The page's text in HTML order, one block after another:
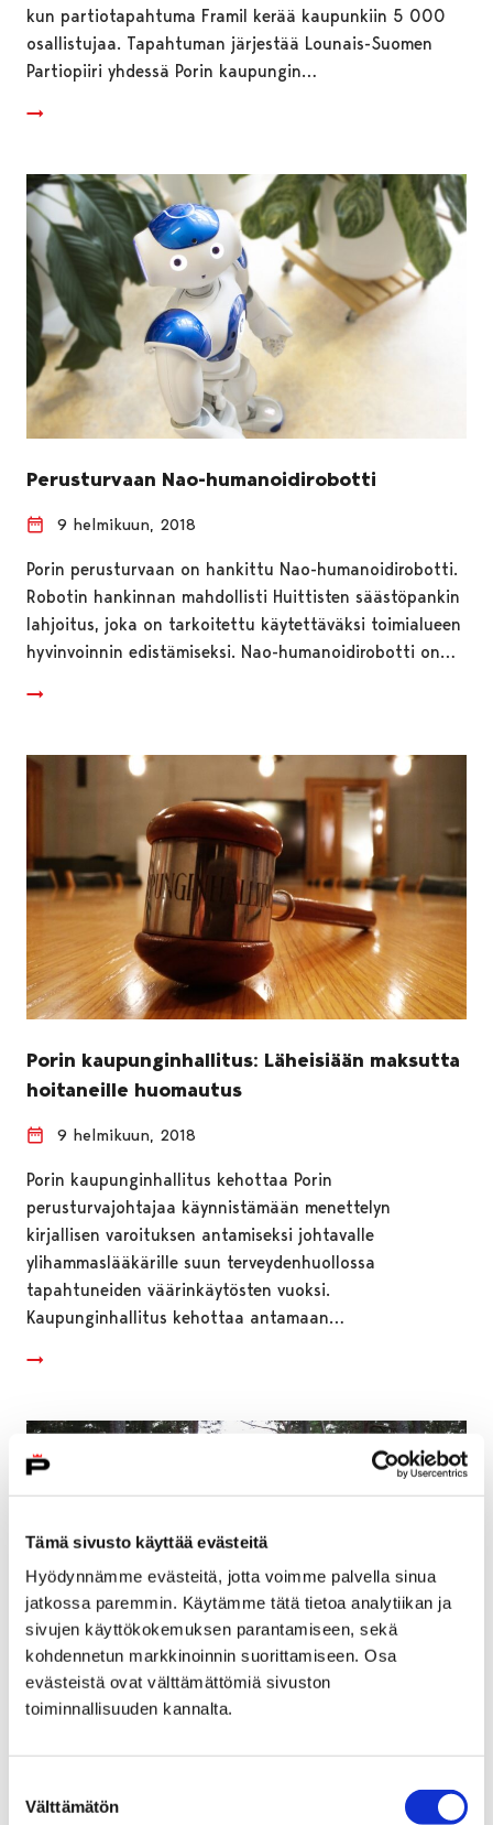
Tämä sivusto käyttää evästeitä
Hyödynnämme evästeitä, jotta voimme palvella sinua
jatkossa paremmin. Käytämme tätä tietoa analytiikan ja
sivujen käyttökokemuksen parantamiseen, sekä
kohdennetun markkinoinnin suorittamiseen. Osa
evästeistä ovat välttämättömiä sivuston
toiminnallisuuden kannalta.
valinta
Välttämätön
kun partiotapahtuma Framil kerää kaupunkiin 5 000
osallistujaa. Tapahtuman järjestää Lounais-Suomen
Partiopiiri yhdessä Porin kaupungin…
Perusturvaan Nao-humanoidirobotti
9 helmikuun, 2018
Porin perusturvaan on hankittu Nao-humanoidirobotti.
Robotin hankinnan mahdollisti Huittisten säästöpankin
lahjoitus, joka on tarkoitettu käytettäväksi toimialueen
hyvinvoinnin edistämiseksi. Nao-humanoidirobotti on…
Porin kaupunginhallitus: Läheisiään maksutta
hoitaneille huomautus
9 helmikuun, 2018
Porin kaupunginhallitus kehottaa Porin
perusturvajohtajaa käynnistämään menettelyn
kirjallisen varoituksen antamiseksi johtavalle
ylihammaslääkärille suun terveydenhuollossa
tapahtuneiden väärinkäytösten vuoksi.
Kaupunginhallitus kehottaa antamaan…
Porin kaupungin alueella olevat yksityistiet voivat